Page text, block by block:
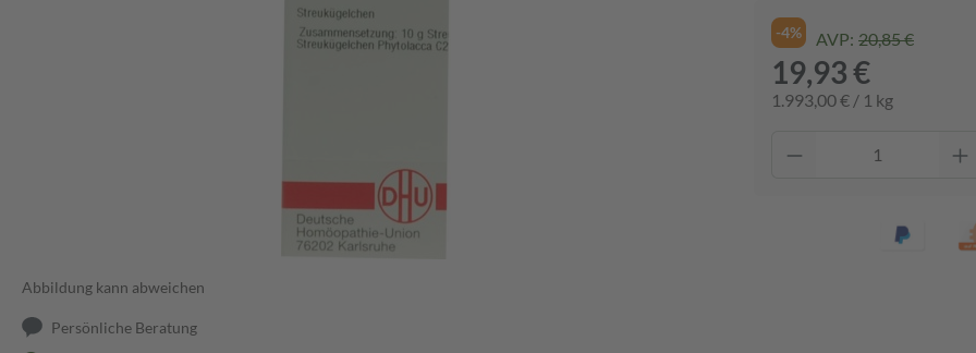
Abbildung kann abweichen
Persönliche Beratung
-4% AVP: 20,85 €
19,93 €
1.993,00 € / 1 kg